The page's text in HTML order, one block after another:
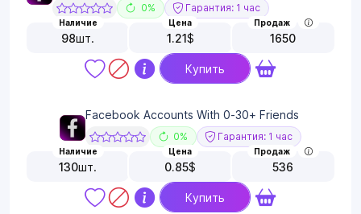
0% Гарантия: 1 час
Наличие
98шт.
Цена
1.21$
Продаж
1650
Купить
Facebook Accounts With 0-30+ Friends
0% Гарантия: 1 час
Наличие
130шт.
Цена
0.85$
Продаж
536
Купить